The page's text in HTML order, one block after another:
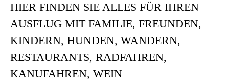
HIER FINDEN SIE ALLES FÜR IHREN
AUSFLUG MIT FAMILIE, FREUNDEN,
KINDERN, HUNDEN, WANDERN,
RESTAURANTS, RADFAHREN,
KANUFAHREN, WEIN